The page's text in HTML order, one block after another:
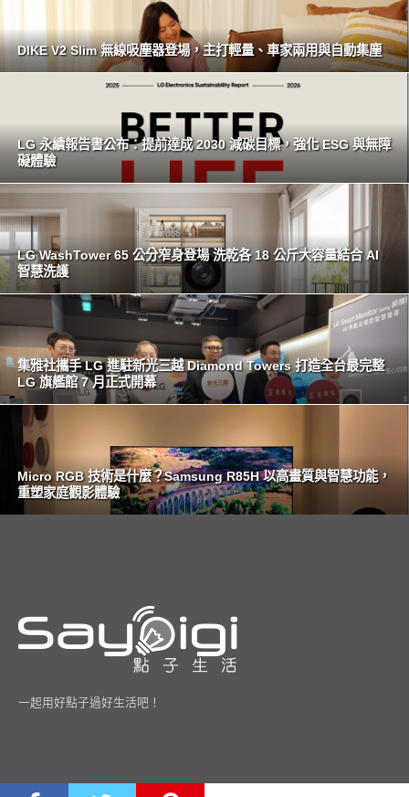
DIKE V2 Slim 無線吸塵器登場，主打輕量、車家兩用與自動集塵
LG 永續報告書公布：提前達成 2030 減碳目標，強化 ESG 與無障
礙體驗
LG WashTower 65 公分窄身登場 洗乾各 18 公斤大容量結合 AI
智慧洗護
集雅社攜手 LG 進駐新光三越 Diamond Towers 打造全台最完整
LG 旗艦館 7 月正式開幕
Micro RGB 技術是什麼？Samsung R85H 以高畫質與智慧功能，
重塑家庭觀影體驗
一起用好點子過好生活吧！